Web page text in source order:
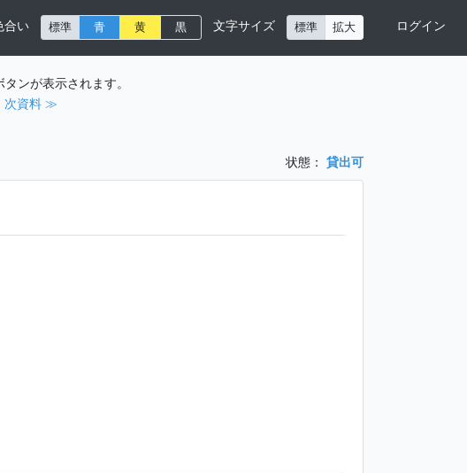
合い 標準 青 黄 黒 文字サイズ 標準 拡大 ログイン
ンが表示されます。
次資料 ≫
状態： 貸出可